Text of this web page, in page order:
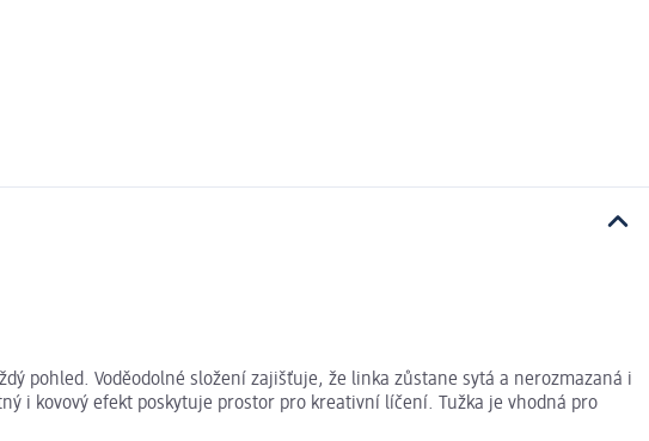
pohled. Voděodolné složení zajišťuje, že linka zůstane sytá a nerozmazaná i
i kovový efekt poskytuje prostor pro kreativní líčení. Tužka je vhodná pro